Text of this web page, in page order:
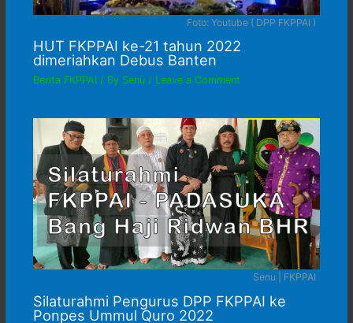
Foto: Youtube ( DPP FKPPAI )
HUT FKPPAI ke-21 tahun 2022
dimeriahkan Debus Banten
Berita FKPPAI/ By Senu / Leave a Comment
Senu | FKPPAI
Silaturahmi Pengurus DPP FKPPAI ke
Ponpes Ummul Quro 2022